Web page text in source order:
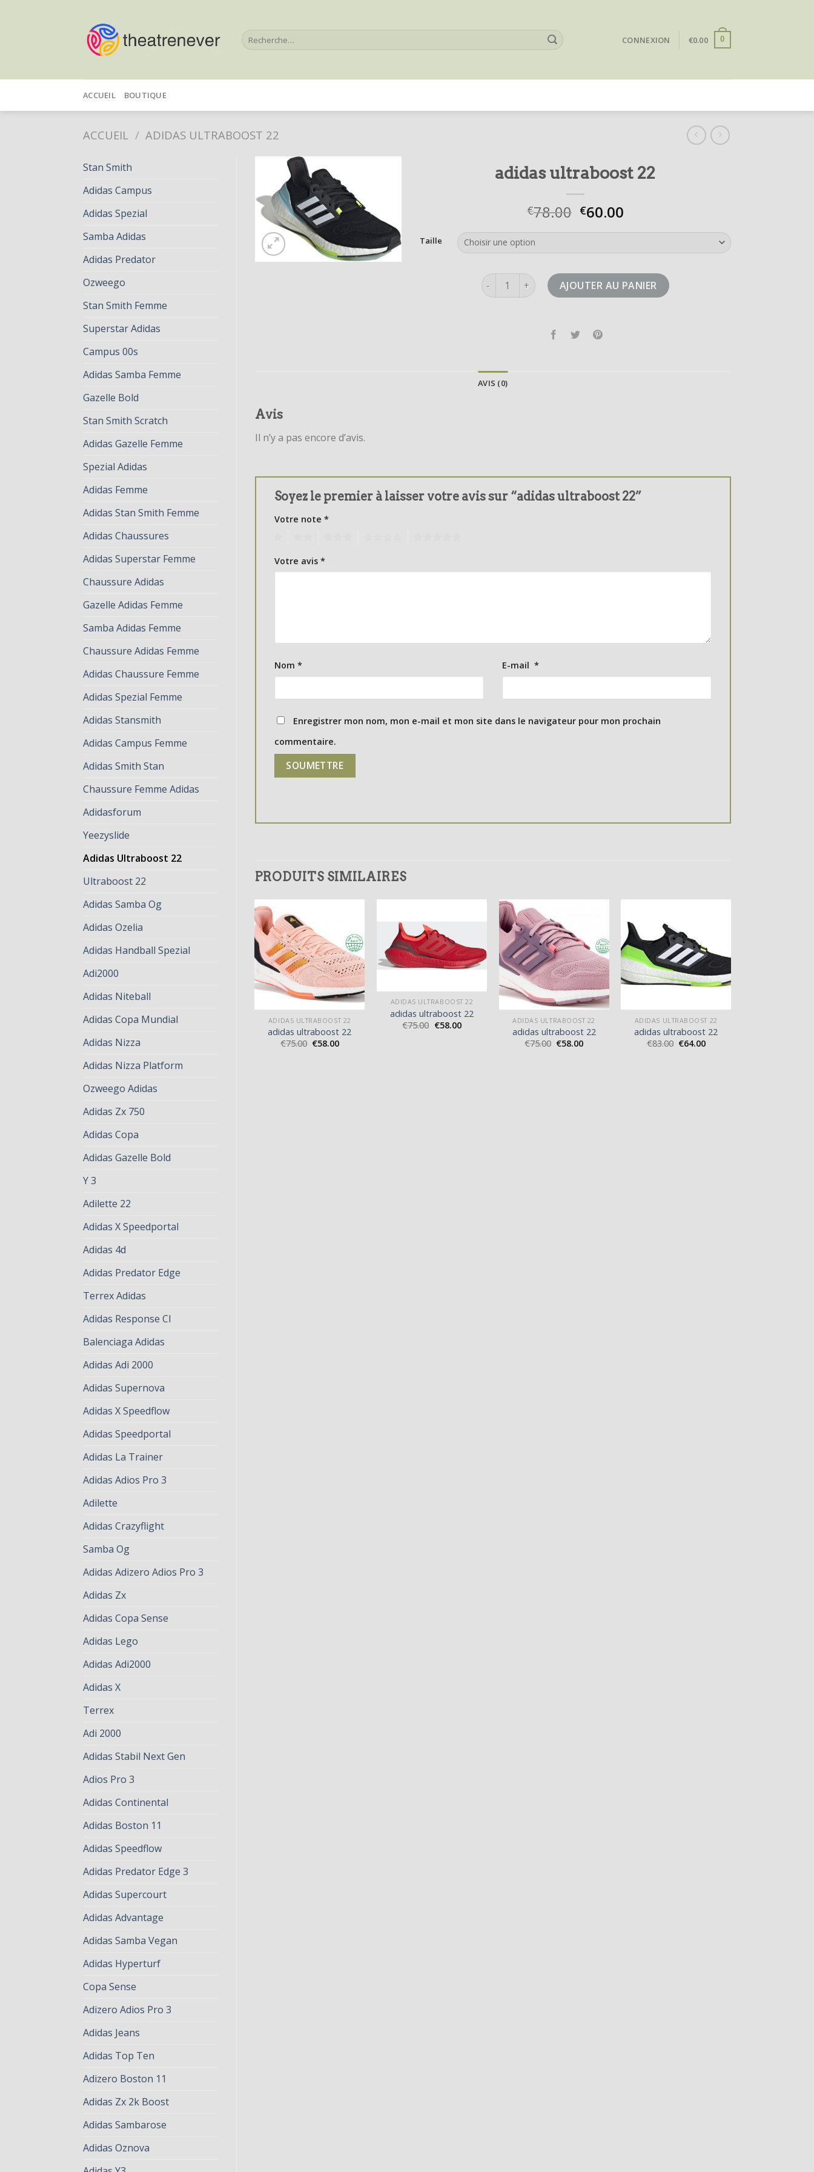
Recherche
pour :
CONNEXION €0.00 0
ACCUEIL BOUTIQUE
ACCUEIL / ADIDAS ULTRABOOST 22
Stan Smith
Adidas Campus
Adidas Spezial
Samba Adidas
Adidas Predator
Ozweego
Stan Smith Femme
Superstar Adidas
Campus 00s
Adidas Samba Femme
Gazelle Bold
Stan Smith Scratch
Adidas Gazelle Femme
Spezial Adidas
Adidas Femme
Adidas Stan Smith Femme
Adidas Chaussures
Adidas Superstar Femme
Chaussure Adidas
Gazelle Adidas Femme
Samba Adidas Femme
Chaussure Adidas Femme
Adidas Chaussure Femme
Adidas Spezial Femme
Adidas Stansmith
Adidas Campus Femme
Adidas Smith Stan
Chaussure Femme Adidas
Adidasforum
Yeezyslide
Adidas Ultraboost 22
Ultraboost 22
Adidas Samba Og
Adidas Ozelia
Adidas Handball Spezial
Adi2000
Adidas Niteball
Adidas Copa Mundial
Adidas Nizza
Adidas Nizza Platform
Ozweego Adidas
Adidas Zx 750
Adidas Copa
Adidas Gazelle Bold
Y 3
Adilette 22
Adidas X Speedportal
Adidas 4d
Adidas Predator Edge
Terrex Adidas
Adidas Response Cl
Balenciaga Adidas
Adidas Adi 2000
Adidas Supernova
Adidas X Speedflow
Adidas Speedportal
Adidas La Trainer
Adidas Adios Pro 3
Adilette
Adidas Crazyflight
Samba Og
Adidas Adizero Adios Pro 3
Adidas Zx
Adidas Copa Sense
Adidas Lego
Adidas Adi2000
Adidas X
Terrex
Adi 2000
Adidas Stabil Next Gen
Adios Pro 3
Adidas Continental
Adidas Boston 11
Adidas Speedflow
Adidas Predator Edge 3
Adidas Supercourt
Adidas Advantage
Adidas Samba Vegan
Adidas Hyperturf
Copa Sense
Adizero Adios Pro 3
Adidas Jeans
Adidas Top Ten
Adizero Boston 11
Adidas Zx 2k Boost
Adidas Sambarose
Adidas Oznova
adidas ultraboost 22
€78.00 €60.00
Taille
quantité de adidas ultraboost 22
AJOUTER AU PANIER
AVIS (0)
Avis
Il n’y a pas encore d’avis.
Soyez le premier à laisser votre avis sur “adidas ultraboost 22”
Votre note *
Votre avis *
Nom * E-mail *
Enregistrer mon nom, mon e-mail et mon site dans le navigateur pour mon prochain
commentaire.
PRODUITS SIMILAIRES
ADIDAS ULTRABOOST 22
adidas ultraboost 22
€75.00 €58.00
ADIDAS ULTRABOOST 22
adidas ultraboost 22
€75.00 €58.00 ADIDAS ULTRABOOST 22
adidas ultraboost 22
€75.00 €58.00
ADIDAS ULTRABOOST 22
adidas ultraboost 22
€83.00 €64.00
ADIDAS ULTRABOOST 22
59.00
ADIDAS ULTRABOOST 22